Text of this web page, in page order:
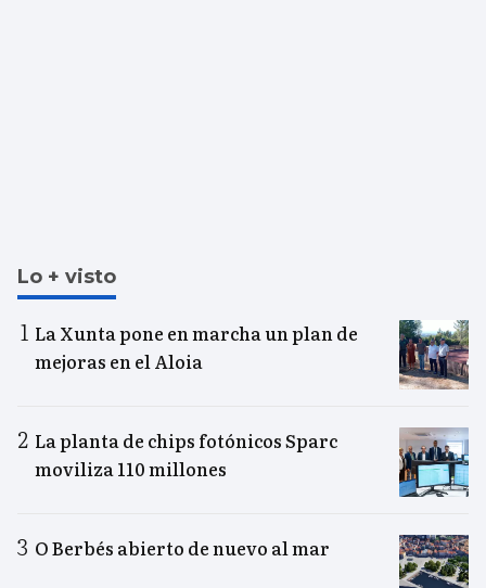
Lo + visto
La Xunta pone en marcha un plan de
mejoras en el Aloia
La planta de chips fotónicos Sparc
moviliza 110 millones
O Berbés abierto de nuevo al mar